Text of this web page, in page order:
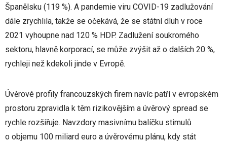
Španělsku (119 %). A pandemie viru COVID-19 zadlužování
dále zrychlila, takže se očekává, že se státní dluh v roce
2021 vyhoupne nad 120 % HDP. Zadlužení soukromého
sektoru, hlavně korporací, se může zvýšit až o dalších 20 %,
rychleji než kdekoli jinde v Evropě.
Úvěrové profily francouzských firem navíc patří v evropském
prostoru zpravidla k těm rizikovějším a úvěrový spread se
rychle rozšiřuje. Navzdory masivnímu balíčku stimulů
o objemu 100 miliard euro a úvěrovému plánu, kdy stát